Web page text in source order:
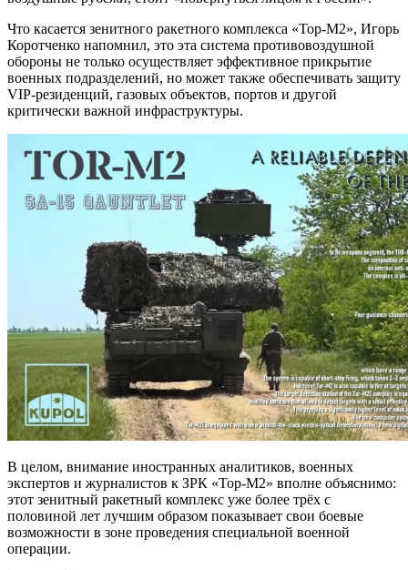
Что касается зенитного ракетного комплекса «Тор-М2», Игорь
Коротченко напомнил, это эта система противовоздушной
обороны не только осуществляет эффективное прикрытие
военных подразделений, но может также обеспечивать защиту
VIP-резиденций, газовых объектов, портов и другой
критически важной инфраструктуры.
В целом, внимание иностранных аналитиков, военных
экспертов и журналистов к ЗРК «Тор-М2» вполне объяснимо:
этот зенитный ракетный комплекс уже более трёх с
половиной лет лучшим образом показывает свои боевые
возможности в зоне проведения специальной военной
операции.